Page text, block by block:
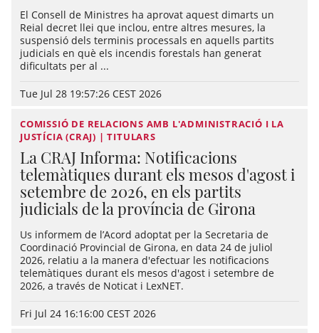
El Consell de Ministres ha aprovat aquest dimarts un
Reial decret llei que inclou, entre altres mesures, la
suspensió dels terminis processals en aquells partits
judicials en què els incendis forestals han generat
dificultats per al ...
Tue Jul 28 19:57:26 CEST 2026
COMISSIÓ DE RELACIONS AMB L'ADMINISTRACIÓ I LA
JUSTÍCIA (CRAJ) | TITULARS
La CRAJ Informa: Notificacions
telemàtiques durant els mesos d'agost i
setembre de 2026, en els partits
judicials de la província de Girona
Us informem de l’Acord adoptat per la Secretaria de
Coordinació Provincial de Girona, en data 24 de juliol
2026, relatiu a la manera d'efectuar les notificacions
telemàtiques durant els mesos d'agost i setembre de
2026, a través de Noticat i LexNET.
Fri Jul 24 16:16:00 CEST 2026